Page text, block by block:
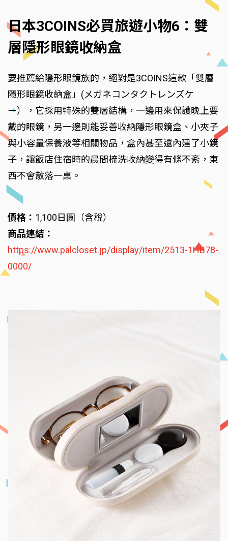
日本3COINS必買旅遊小物6：雙
層隱形眼鏡收納盒
要推薦給隱形眼鏡族的，絕對是3COINS這款「雙層
隱形眼鏡收納盒」(メガネコンタクトレンズケ
ー），它採用特殊的雙層結構，一邊用來保護晚上要
戴的眼鏡，另一邊則能妥善收納隱形眼鏡盒、小夾子
與小容量保養液等相關物品，盒內甚至還內建了小鏡
子，讓飯店住宿時的晨間梳洗收納變得有條不紊，東
西不會散落一桌。
價格： 1,100日圓（含稅）
商品連結：
https://www.palcloset.jp/display/item/2513-1HB78-
0000/